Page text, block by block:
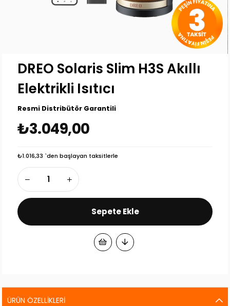
DREO Solaris Slim H3S Akıllı
Elektrikli Isıtıcı
Resmi Distribütör Garantili
₺3.049,00
₺1.016,33 `den başlayan taksitlerle
ÜRÜN ÖZELLIKLERI